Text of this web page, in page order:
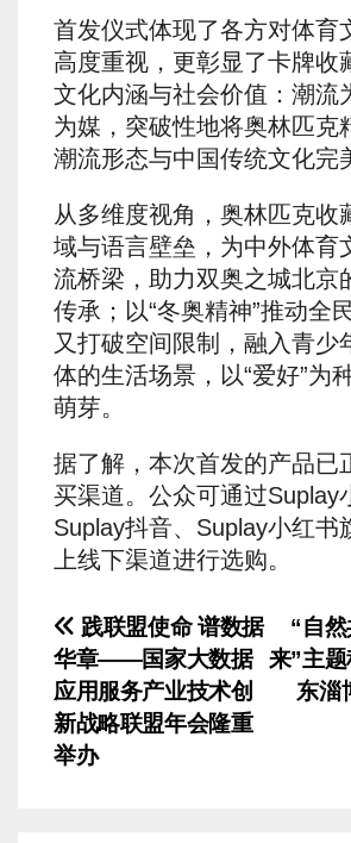
首发仪式体现了各方对体育
高度重视，更彰显了卡牌收
文化内涵与社会价值：潮流
为媒，突破性地将奥林匹克
潮流形态与中国传统文化完
从多维度视角，奥林匹克收
域与语言壁垒，为中外体育
流桥梁，助力双奥之城北京
传承；以“冬奥精神”推动全
又打破空间限制，融入青少
体的生活场景，以“爱好”为
萌芽。
据了解，本次首发的产品已
买渠道。公众可通过Suplay
Suplay抖音、Suplay小红书
上线下渠道进行选购。
文
章
导
航
“自
来”主
东淄
践联盟使命 谱数据
华章——国家大数据
应用服务产业技术创
新战略联盟年会隆重
举办